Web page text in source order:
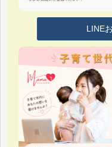
LINE